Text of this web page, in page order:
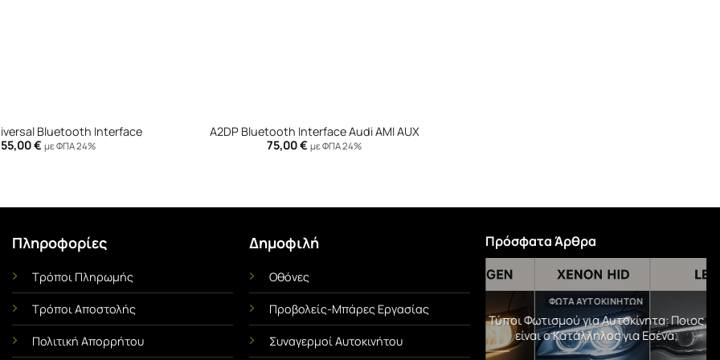
Bluetooth Interface
55,00€ με ΦΠΑ 24%
A2DP Bluetooth Interface Audi AMI AUX
75,00€ με ΦΠΑ 24%
Πληροφορίες
Τρόποι Πληρωμής
Τρόποι Αποστολής
Πολιτική Απορρήτου
Δημοφιλή
Οθόνες
Προβολείς-Μπάρες Εργασίας
Συναγερμοί Αυτοκινήτου
Πρόσφατα Άρθρα
ΦΏΤΑ ΑΥΤΟΚΙΝΉΤΩΝ
Τύποι Φωτισμού για Αυτοκίνητα: Ποιος
είναι ο Κατάλληλος για Εσένα;
Όσα
ΜΕΜΒΡΆΝΕΣ ΟΧΗΜΆΤΩΝ
Αντηλιακές Μεμβράνες Αυτοκινήτου
Πλήρης Οδηγός! Πλεονεκτήματα &
Χρήσιμες Συμβουλές
UNCATEGORIZED
Αντιχαρακτική Μεμβράνη PPF! Η Αόρατη
Ασπίδα του Αυτοκινήτου σου.